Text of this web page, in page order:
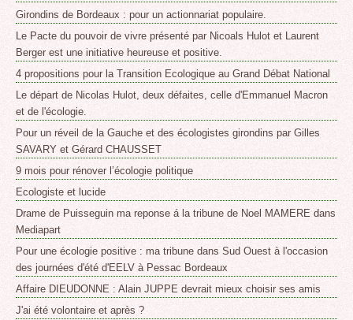
Girondins de Bordeaux : pour un actionnariat populaire.
Le Pacte du pouvoir de vivre présenté par Nicoals Hulot et Laurent
Berger est une initiative heureuse et positive.
4 propositions pour la Transition Ecologique au Grand Débat National
Le départ de Nicolas Hulot, deux défaites, celle d'Emmanuel Macron
et de l'écologie.
Pour un réveil de la Gauche et des écologistes girondins par Gilles
SAVARY et Gérard CHAUSSET
9 mois pour rénover l’écologie politique
Ecologiste et lucide
Drame de Puisseguin ma reponse á la tribune de Noel MAMERE dans
Mediapart
Pour une écologie positive : ma tribune dans Sud Ouest à l'occasion
des journées d'été d'EELV à Pessac Bordeaux
Affaire DIEUDONNE : Alain JUPPE devrait mieux choisir ses amis
J'ai été volontaire et après ?